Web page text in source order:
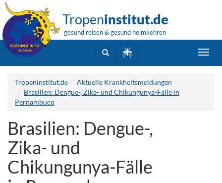
Tropeninstitut.de
gesund reisen & gesund heimkehren
Tropeninstitut.de
Aktuelle Krankheitsmeldungen
Brasilien: Dengue-, Zika- und Chikungunya-Fälle in
Pernambuco
Brasilien: Dengue-,
Zika- und
Chikungunya-Fälle